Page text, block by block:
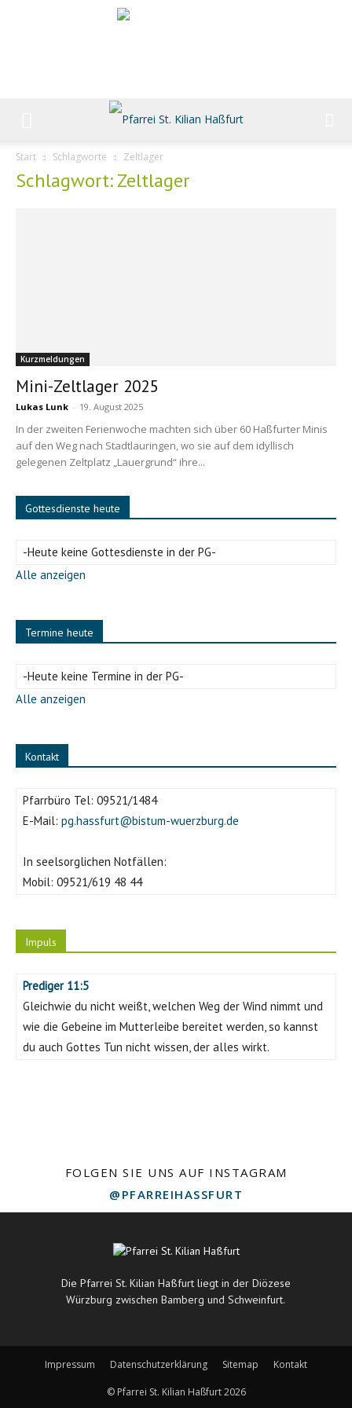
Start Schlagworte Zeltlager
Schlagwort: Zeltlager
Kurzmeldungen
Mini-Zeltlager 2025
Lukas Lunk - 19. August 2025
In der zweiten Ferienwoche machten sich über 60 Haßfurter Minis
auf den Weg nach Stadtlauringen, wo sie auf dem idyllisch
gelegenen Zeltplatz „Lauergrund“ ihre...
Gottesdienste heute
-Heute keine Gottesdienste in der PG-
Alle anzeigen
Termine heute
-Heute keine Termine in der PG-
Alle anzeigen
Kontakt
Pfarrbüro Tel: 09521/1484
E-Mail: pg.hassfurt@bistum-wuerzburg.de
In seelsorglichen Notfällen:
Mobil: 09521/619 48 44
Impuls
Prediger 11:5
Gleichwie du nicht weißt, welchen Weg der Wind nimmt und
wie die Gebeine im Mutterleibe bereitet werden, so kannst
du auch Gottes Tun nicht wissen, der alles wirkt.
FOLGEN SIE UNS AUF INSTAGRAM
@PFARREIHASSFURT
Die Pfarrei St. Kilian Haßfurt liegt in der Diözese
Würzburg zwischen Bamberg und Schweinfurt.
Impressum Datenschutzerklärung Sitemap Kontakt
© Pfarrei St. Kilian Haßfurt 2026